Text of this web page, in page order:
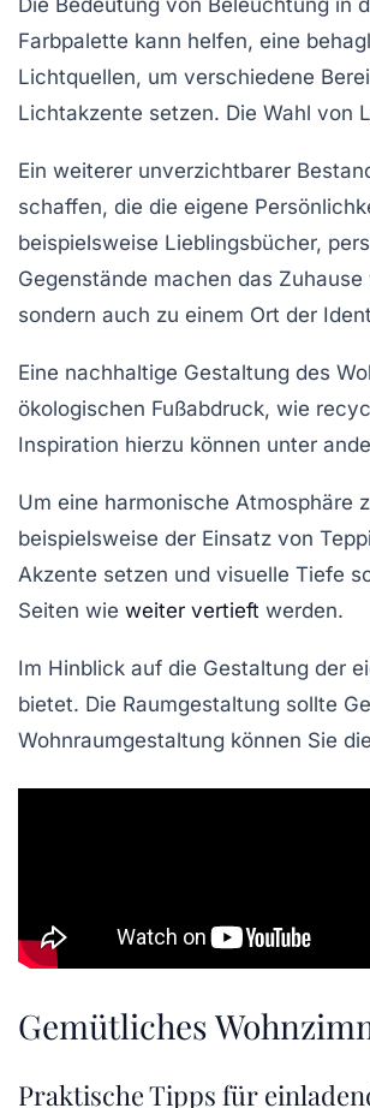
Farbpalette kann helfen, eine
Lichtquellen, um verschiedene
Lichtakzente setzen. Die Wahl von
Ein weiterer unverzichtbarer
schaffen, die die eigene
beispielsweise Lieblingsbücher,
Gegenstände machen das
sondern auch zu einem Ort der
Eine nachhaltige Gestaltung des
ökologischen Fußabdruck, wie
Inspiration hierzu können unter
Um eine harmonische Atmosphäre
beispielsweise der Einsatz von
Akzente setzen und visuelle Tiefe
Seiten wie weiter vertieft werden.
Im Hinblick auf die Gestaltung der
bietet. Die Raumgestaltung sollte
Wohnraumgestaltung können Sie
Gemütliches
Praktische Tipps für